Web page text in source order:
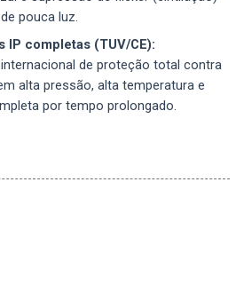
pouca luz.
IP completas (TUV/CE):
de proteção total contra
alta pressão, alta temperatura e
por tempo prolongado.